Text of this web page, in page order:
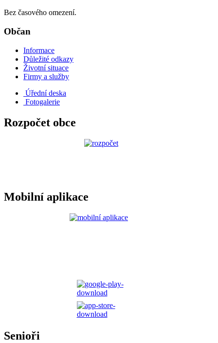
Bez časového omezení.
Občan
Informace
Důležité odkazy
Životní situace
Firmy a služby
Úřední deska
Fotogalerie
Rozpočet obce
Mobilní aplikace
Senioři